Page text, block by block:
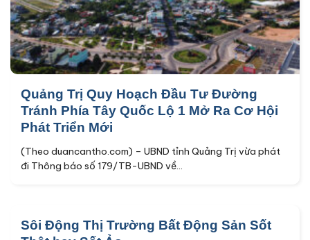
Quảng Trị Quy Hoạch Đầu Tư Đường
Tránh Phía Tây Quốc Lộ 1 Mở Ra Cơ Hội
Phát Triển Mới
(Theo duancantho.com) – UBND tỉnh Quảng Trị vừa phát
đi Thông báo số 179/TB-UBND về...
Sôi Động Thị Trường Bất Động Sản Sốt